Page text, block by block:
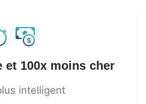
et 100x moins cher
intelligent